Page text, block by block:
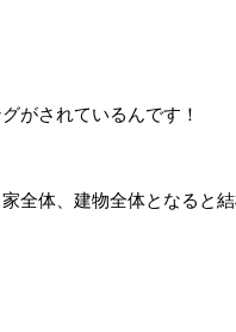
がされているんです！
全体、建物全体となると